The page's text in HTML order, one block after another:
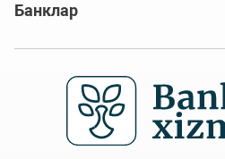
Банклар